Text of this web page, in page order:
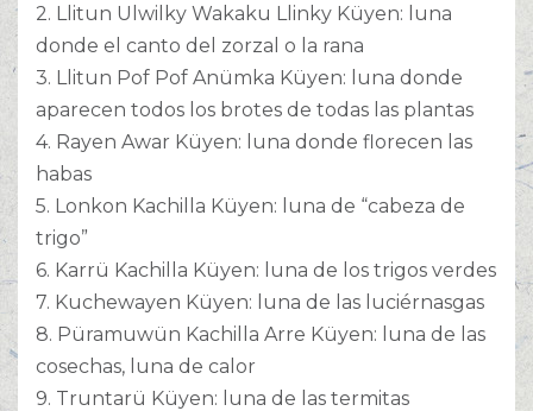
2. Llitun Ulwilky Wakaku Llinky Küyen: luna
donde el canto del zorzal o la rana
3. Llitun Pof Pof Anümka Küyen: luna donde
aparecen todos los brotes de todas las plantas
4. Rayen Awar Küyen: luna donde florecen las
habas
5. Lonkon Kachilla Küyen: luna de “cabeza de
trigo”
6. Karrü Kachilla Küyen: luna de los trigos verdes
7. Kuchewayen Küyen: luna de las luciérnasgas
8. Püramuwün Kachilla Arre Küyen: luna de las
cosechas, luna de calor
9. Truntarü Küyen: luna de las termitas